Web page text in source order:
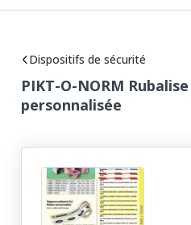
Dispositifs de sécurité
PIKT-O-NORM
personnalisée